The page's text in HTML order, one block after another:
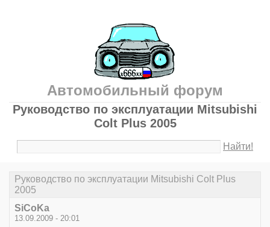
Автомобильный форум
Руководство по эксплуатации Mitsubishi
Colt Plus 2005
Найти!
Руководство по эксплуатации Mitsubishi Colt Plus
2005
SiCoKa
13.09.2009 - 20:01